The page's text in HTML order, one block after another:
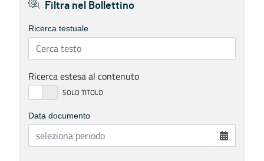
Filtra nel Bollettino
Ricerca testuale
Ricerca estesa al contenuto
Data documento